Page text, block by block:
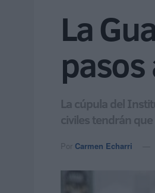
La
La cúpula del
civiles tendrán
Por Carmen Echarri